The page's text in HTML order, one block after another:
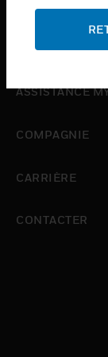
ASSISTANCE
OÙ ACHETER
ASSISTANCE
COMPAGNIE
CARRIÈRE
CONTACTER